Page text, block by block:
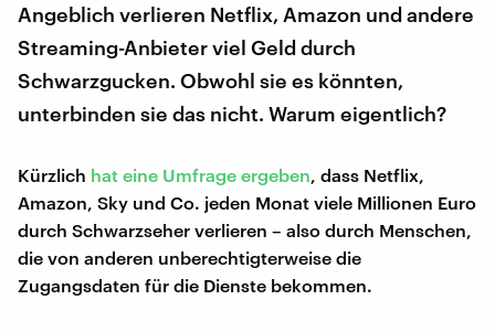
Angeblich verlieren Netflix, Amazon und andere
Streaming-Anbieter viel Geld durch
Schwarzgucken. Obwohl sie es könnten,
unterbinden sie das nicht. Warum eigentlich?
Kürzlich hat eine Umfrage ergeben , dass Netflix,
Amazon, Sky und Co. jeden Monat viele Millionen Euro
durch Schwarzseher verlieren – also durch Menschen,
die von anderen unberechtigterweise die
Zugangsdaten für die Dienste bekommen.